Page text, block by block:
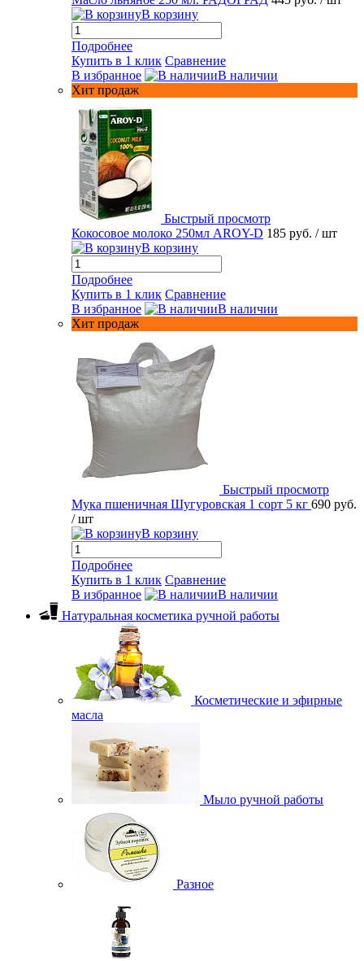
В корзину
Подробнее
Купить в 1 клик Сравнение
В избранное
В наличии
Хит продаж
Быстрый просмотр
Кокосовое молоко 250мл AROY-D 185 руб. / шт
В корзину
Подробнее
Купить в 1 клик Сравнение
В избранное
В наличии
Хит продаж
Быстрый просмотр
Мука пшеничная Шугуровская 1 сорт 5 кг 690 руб.
/ шт
В корзину
Подробнее
Купить в 1 клик Сравнение
В избранное
В наличии
Натуральная косметика ручной работы
Косметические и эфирные
масла
Мыло ручной работы
Разное